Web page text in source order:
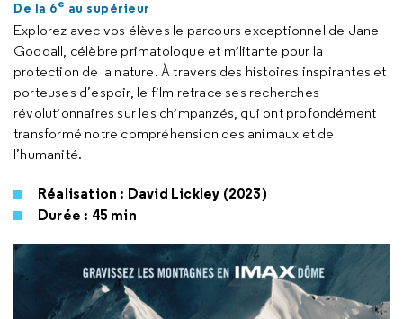
De la 6e au supérieur
Explorez avec vos élèves le parcours exceptionnel de Jane
Goodall, célèbre primatologue et militante pour la
protection de la nature. À travers des histoires inspirantes et
porteuses d’espoir, le film retrace ses recherches
révolutionnaires sur les chimpanzés, qui ont profondément
transformé notre compréhension des animaux et de
l’humanité.
Réalisation : David Lickley (2023)
Durée : 45 min